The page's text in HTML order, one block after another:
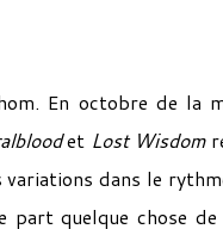
En octobre de la
et Lost Wisdom
dans le
part quelque chose